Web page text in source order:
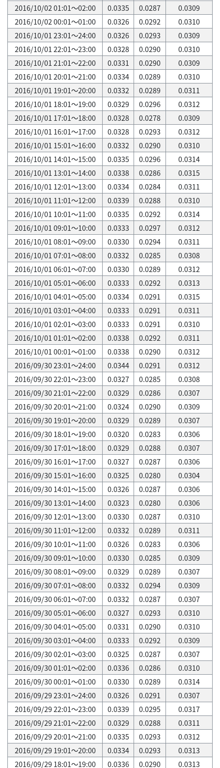
2016/10/02 01:01～02:00
0.0335 0.0287
0.0309
2016/10/02 00:01～01:00
0.0326 0.0292
0.0310
2016/10/01 23:01～24:00
0.0326 0.0293
0.0309
2016/10/01 22:01～23:00
0.0328 0.0290
0.0310
2016/10/01 21:01～22:00
0.0331 0.0290
0.0309
2016/10/01 20:01～21:00
0.0334 0.0289
0.0310
2016/10/01 19:01～20:00
0.0332 0.0289
0.0311
2016/10/01 18:01～19:00
0.0329 0.0296
0.0312
2016/10/01 17:01～18:00
0.0328 0.0278
0.0309
2016/10/01 16:01～17:00
0.0328 0.0293
0.0312
2016/10/01 15:01～16:00
0.0332 0.0290
0.0310
2016/10/01 14:01～15:00
0.0335 0.0296
0.0314
2016/10/01 13:01～14:00
0.0338 0.0286
0.0315
2016/10/01 12:01～13:00
0.0334 0.0284
0.0311
2016/10/01 11:01～12:00
0.0339 0.0288
0.0310
2016/10/01 10:01～11:00
0.0335 0.0292
0.0314
2016/10/01 09:01～10:00
0.0333 0.0297
0.0312
2016/10/01 08:01～09:00
0.0330 0.0294
0.0311
2016/10/01 07:01～08:00
0.0332 0.0285
0.0308
2016/10/01 06:01～07:00
0.0330 0.0289
0.0312
2016/10/01 05:01～06:00
0.0333 0.0292
0.0313
2016/10/01 04:01～05:00
0.0334 0.0291
0.0315
2016/10/01 03:01～04:00
0.0333 0.0291
0.0311
2016/10/01 02:01～03:00
0.0333 0.0291
0.0310
2016/10/01 01:01～02:00
0.0338 0.0292
0.0311
2016/10/01 00:01～01:00
0.0338 0.0290
0.0312
2016/09/30 23:01～24:00
0.0344 0.0291
0.0312
2016/09/30 22:01～23:00
0.0327 0.0285
0.0308
2016/09/30 21:01～22:00
0.0329 0.0286
0.0307
2016/09/30 20:01～21:00
0.0324 0.0290
0.0309
2016/09/30 19:01～20:00
0.0329 0.0289
0.0307
2016/09/30 18:01～19:00
0.0320 0.0283
0.0306
2016/09/30 17:01～18:00
0.0329 0.0288
0.0307
2016/09/30 16:01～17:00
0.0327 0.0287
0.0306
2016/09/30 15:01～16:00
0.0325 0.0280
0.0304
2016/09/30 14:01～15:00
0.0326 0.0287
0.0306
2016/09/30 13:01～14:00
0.0323 0.0280
0.0306
2016/09/30 12:01～13:00
0.0330 0.0287
0.0310
2016/09/30 11:01～12:00
0.0332 0.0289
0.0311
2016/09/30 10:01～11:00
0.0326 0.0283
0.0306
2016/09/30 09:01～10:00
0.0330 0.0285
0.0309
2016/09/30 08:01～09:00
0.0329 0.0289
0.0307
2016/09/30 07:01～08:00
0.0332 0.0294
0.0309
2016/09/30 06:01～07:00
0.0332 0.0287
0.0307
2016/09/30 05:01～06:00
0.0327 0.0293
0.0310
2016/09/30 04:01～05:00
0.0331 0.0290
0.0310
2016/09/30 03:01～04:00
0.0333 0.0292
0.0309
2016/09/30 02:01～03:00
0.0325 0.0287
0.0307
2016/09/30 01:01～02:00
0.0336 0.0286
0.0310
2016/09/30 00:01～01:00
0.0330 0.0289
0.0314
2016/09/29 23:01～24:00
0.0326 0.0291
0.0307
2016/09/29 22:01～23:00
0.0339 0.0295
0.0317
2016/09/29 21:01～22:00
0.0329 0.0288
0.0311
2016/09/29 20:01～21:00
0.0335 0.0293
0.0312
2016/09/29 19:01～20:00
0.0334 0.0293
0.0313
2016/09/29 18:01～19:00
0.0336 0.0290 0.0313